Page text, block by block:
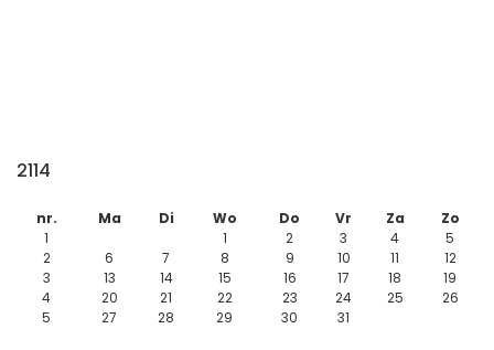
2114
nr. Ma Di Wo Do Vr Za
Zo
1
1 2 3 4
5
2
6 7 8 9 10 11
12
3
13 14 15 16 17 18
19
4
20 21 22 23 24 25
26
5
27 28 29 30 31